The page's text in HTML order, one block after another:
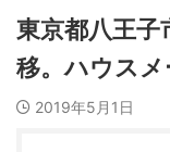
東京都八王子
移。ハウス
2019年5月1日